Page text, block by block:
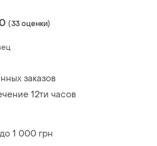
(33 оценки)
заказов
12ти часов
1 000 грн